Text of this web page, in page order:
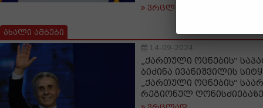
ვრცლად
ახალი ამბები
14-09-2024
„ქართული ოცნების“
ბიძინა ივანიშვილის
„ქართული ოცნების“
რეგიონულ